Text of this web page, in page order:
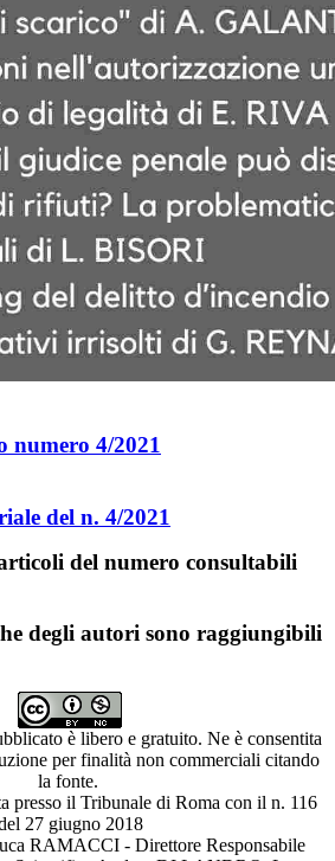
numero 4/2021
del n. 4/2021
del numero consultabili
degli autori sono raggiungibili
è libero e gratuito. Ne è consentita
per finalità non commerciali citando
la fonte.
presso il Tribunale di Roma con il n. 116
27 giugno 2018
RAMACCI - Direttore Responsabile